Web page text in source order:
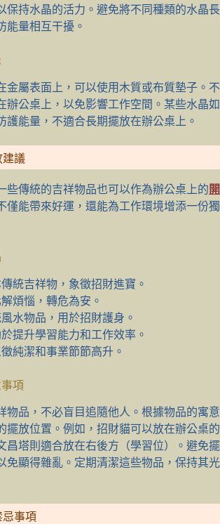
保持水晶的活力。避免將不同種類的水晶長
能量相互干擾。
金屬表面上，可以使用木質或布質墊子。不
辦公桌上，以免影響工作空間。某些水晶如
護能量，不適合長期擺放在辦公桌上。
建議
些傳統的吉祥物品也可以作為辦公桌上的 開
僅能帶來好運，還能為工作環境增添一份獨
傳統吉祥物，象徵招財進寶。
解煩惱，轉危為安。
風水物品，用於招財護身。
於提升學習能力和工作效率。
徵純潔和事業節節高升。
項
物品，不必盲目追隨他人。根據物品的寓意
擺放位置。例如，招財貓可以放在辦公桌的
昌塔則適合放在右後方（學習位）。避免擺
免顯得雜亂。定期清潔這些物品，保持其光
忌事項